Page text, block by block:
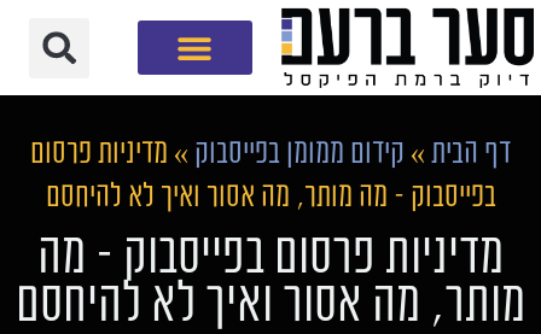
דף הבית » קידום ממומן בפייסבוק » מדיניות פרסום
בפייסבוק – מה מותר, מה אסור ואיך לא להיחסם
מדיניות פרסום בפייסבוק – מה
מותר, מה אסור ואיך לא להיחסם